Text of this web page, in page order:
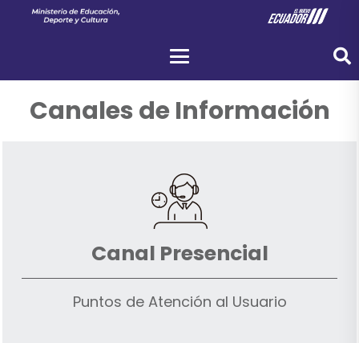
Canales de Información
Canal Presencial
Puntos de Atención al Usuario